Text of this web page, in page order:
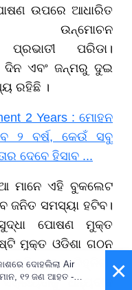
ଉପରେ ଆଧାରିତ
ଉନ୍ମୋଚନ
ପରିଡା।
ଦିନ ଏବଂ ଜନ୍ମରୁ ଦୁଇ
ରହିଛି ।
2 Years : ମୋହନ
୨ ବର୍ଷ, କେଉଁ ସବୁ
ଦେବେ ହିସାବ ...
ମାନେ ଏହି ବୁକଲେଟ
ଜନିତ ସମସ୍ୟା ହଟିବ।
ସୁଦ୍ଧା ପୋଷଣ ମୁକ୍ତ
ମୁକ୍ତ ଓଡିଶା ଗଠନ
ତାଙ୍କୁ ଚିହ୍ନିବା,
ଧନ୍ୟବାଦ ×
ଦୋହଲିଲା Air
୧୨ ଜଣ ଆହତ -